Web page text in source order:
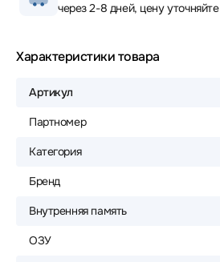
через 2-8 дней, цену уточняйте
Характеристики товара
Артикул
Партномер
Категория
Бренд
Внутренняя память
ОЗУ